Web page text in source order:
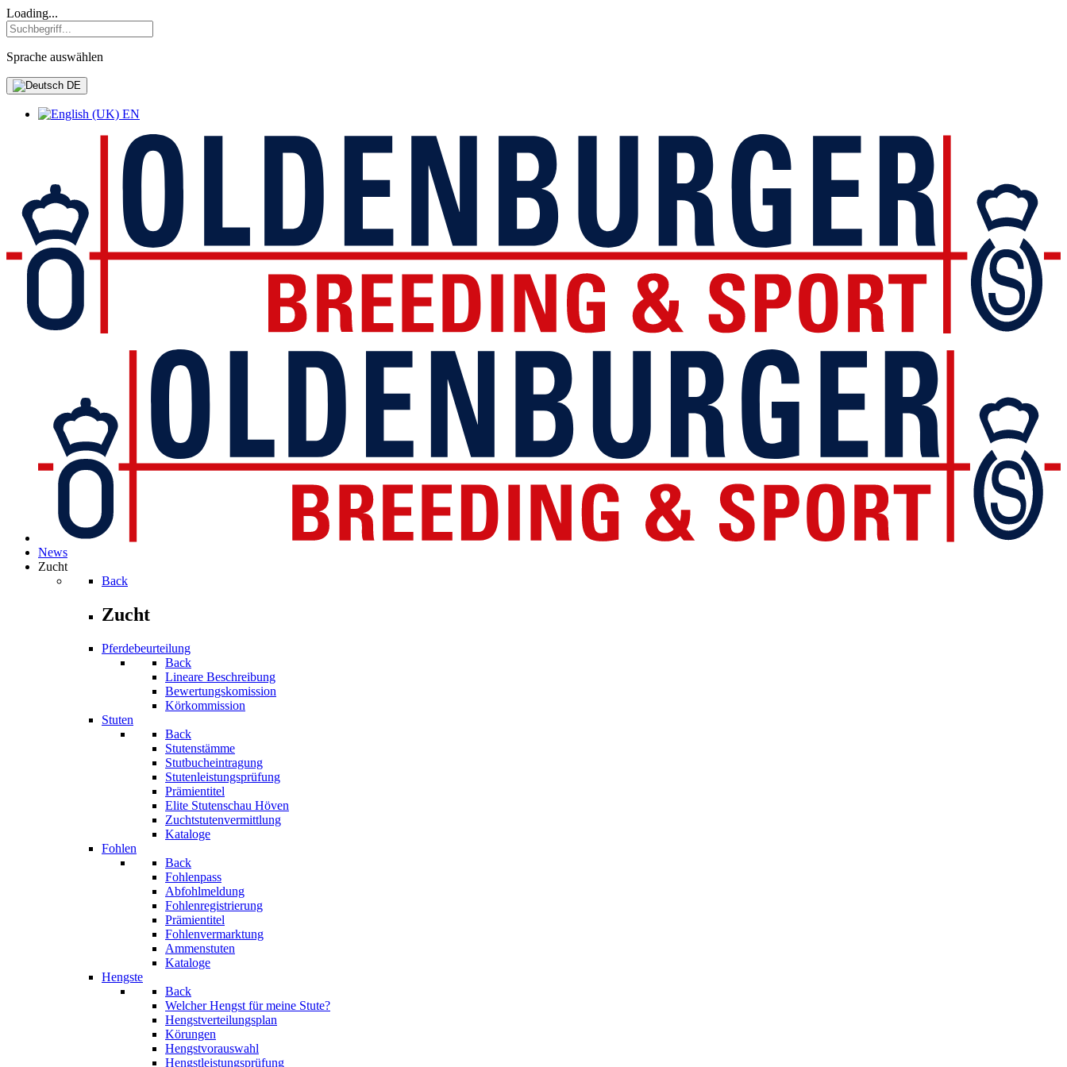
Loading...
Sprache auswählen
DE
EN
News
Zucht
Back
Zucht
Pferdebeurteilung
Back
Lineare Beschreibung
Bewertungskomission
Körkommission
Stuten
Back
Stutenstämme
Stutbucheintragung
Stutenleistungsprüfung
Prämientitel
Elite Stutenschau Höven
Zuchtstutenvermittlung
Kataloge
Fohlen
Back
Fohlenpass
Abfohlmeldung
Fohlenregistrierung
Prämientitel
Fohlenvermarktung
Ammenstuten
Kataloge
Hengste
Back
Welcher Hengst für meine Stute?
Hengstverteilungsplan
Körungen
Hengstvorauswahl
Hengstleistungsprüfung